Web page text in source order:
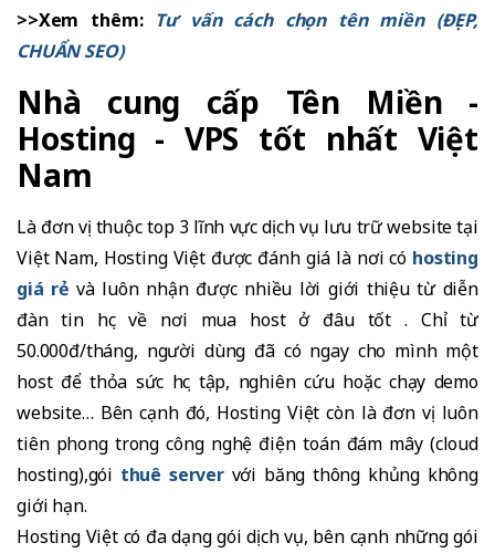
>>Xem thêm: Tư vấn cách chọn tên miền (ĐẸP,
CHUẨN SEO)
Nhà cung cấp Tên Miền -
Hosting - VPS tốt nhất Việt
Nam
Là đơn vị thuộc top 3 lĩnh vực dịch vụ lưu trữ website tại
Việt Nam, Hosting Việt được đánh giá là nơi có hosting
giá rẻ và luôn nhận được nhiều lời giới thiệu từ diễn
đàn tin học về nơi mua host ở đâu tốt . Chỉ từ
50.000đ/tháng, người dùng đã có ngay cho mình một
host để thỏa sức học tập, nghiên cứu hoặc chạy demo
website… Bên cạnh đó, Hosting Việt còn là đơn vị luôn
tiên phong trong công nghệ điện toán đám mây (cloud
hosting),gói thuê servervới băng thông khủng không
giới hạn.
Hosting Việt có đa dạng gói dịch vụ, bên cạnh những gói